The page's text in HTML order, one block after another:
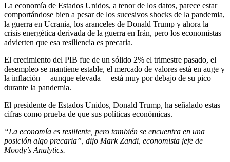
La economía de Estados Unidos, a tenor de los datos, parece estar
comportándose bien a pesar de los sucesivos shocks de la pandemia,
la guerra en Ucrania, los aranceles de Donald Trump y ahora la
crisis energética derivada de la guerra en Irán, pero los economistas
advierten que esa resiliencia es precaria.
El crecimiento del PIB fue de un sólido 2% el trimestre pasado, el
desempleo se mantiene estable, el mercado de valores está en auge y
la inflación —aunque elevada— está muy por debajo de su pico
durante la pandemia.
El presidente de Estados Unidos, Donald Trump, ha señalado estas
cifras como prueba de que sus políticas económicas.
“La economía es resiliente, pero también se encuentra en una
posición algo precaria”, dijo Mark Zandi, economista jefe de
Moody’s Analytics.